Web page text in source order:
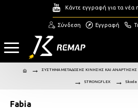
Κάντε εγγραφή για τα νέα
Σύνδεση Εγγραφή
ΣΥΣΤΗΜΑ ΜΕΤΑΔΟΣΗΣ ΚΙΝΗΣΗΣ ΚΑΙ ΑΝΑΡΤΗΣΗΣ
STRONGFLEX Skoda
Fabia